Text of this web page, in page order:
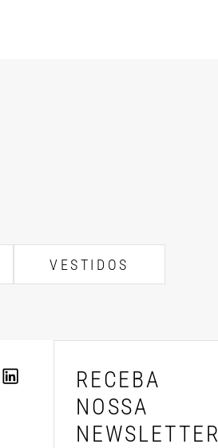
VESTIDOS
RECEBA
NOSSA
NEWSLETTER